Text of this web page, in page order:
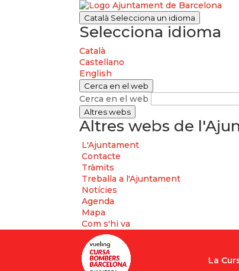
Català Selecciona un idioma
Selecciona idioma
Català
Castellano
English
Cerca en el web
Cerca en el web
Altres webs
Altres webs de
L'Ajuntament
Contacte
Tràmits
Treballa a l'Ajuntament
Notícies
Agenda
Mapa
Com s'hi va
La